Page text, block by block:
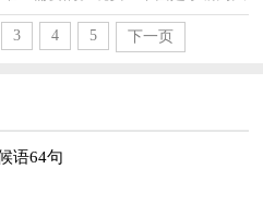
,欢迎大家借鉴...
3 4 5
下一页
语64句